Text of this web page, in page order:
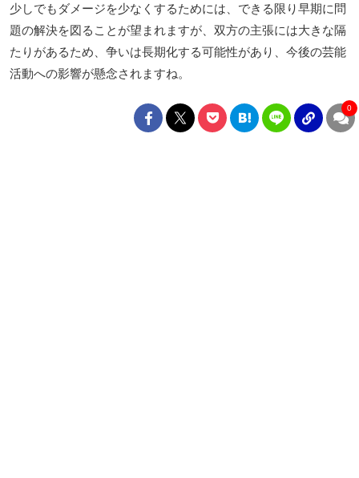
少しでもダメージを少なくするためには、できる限り早期に問
題の解決を図ることが望まれますが、双方の主張には大きな隔
たりがあるため、争いは長期化する可能性があり、今後の芸能
活動への影響が懸念されますね。
0